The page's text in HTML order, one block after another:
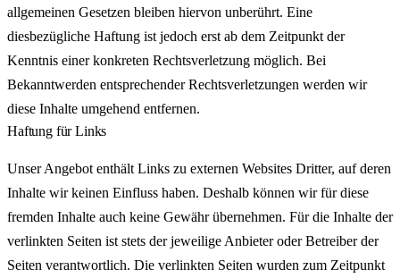
allgemeinen Gesetzen bleiben hiervon unberührt. Eine
diesbezügliche Haftung ist jedoch erst ab dem Zeitpunkt der
Kenntnis einer konkreten Rechtsverletzung möglich. Bei
Bekanntwerden entsprechender Rechtsverletzungen werden wir
diese Inhalte umgehend entfernen.
Haftung für Links
Unser Angebot enthält Links zu externen Websites Dritter, auf deren
Inhalte wir keinen Einfluss haben. Deshalb können wir für diese
fremden Inhalte auch keine Gewähr übernehmen. Für die Inhalte der
verlinkten Seiten ist stets der jeweilige Anbieter oder Betreiber der
Seiten verantwortlich. Die verlinkten Seiten wurden zum Zeitpunkt